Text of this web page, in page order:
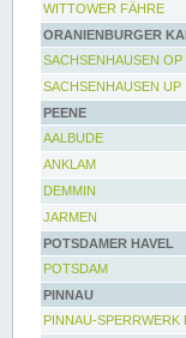
WITTOWER FÄHRE
ORANIENBURGER
SACHSENHAUSEN OP
SACHSENHAUSEN UP
PEENE
AALBUDE
ANKLAM
DEMMIN
JARMEN
POTSDAMER HAVEL
POTSDAM
PINNAU
PINNAU-SPERRWERK